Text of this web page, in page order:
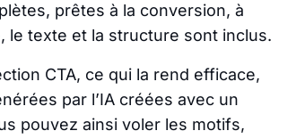
prêtes à la conversion, à
le texte et la structure sont inclus.
CTA, ce qui la rend efficace,
par l’IA créées avec un
pouvez ainsi voler les motifs,